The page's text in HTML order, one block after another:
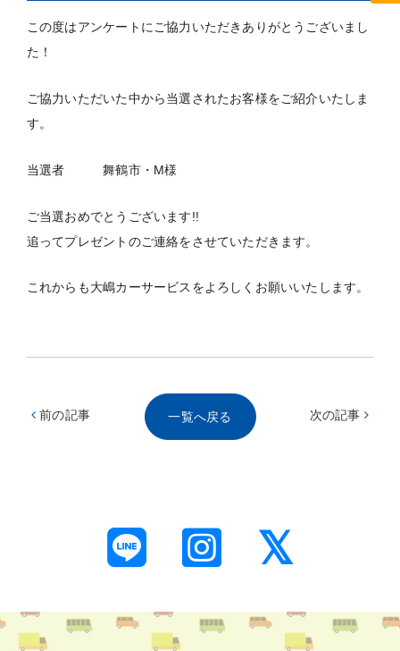
この度はアンケートにご協力いただきありがとうございまし
た！
ご協力いただいた中から当選されたお客様をご紹介いたしま
す。
当選者 舞鶴市・M様
ご当選おめでとうございます!!
追ってプレゼントのご連絡をさせていただきます。
これからも大嶋カーサービスをよろしくお願いいたします。
一覧へ戻る
前の記事 次の記事